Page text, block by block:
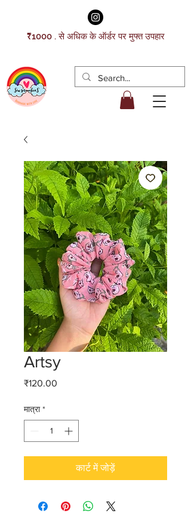
₹1000 . से अधिक के ऑर्डर पर मुफ्त उपहार
Artsy
₹120.00
मात्रा *
कार्ट में जोड़ें